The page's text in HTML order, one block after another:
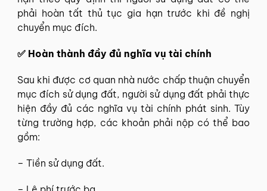
phải hoàn tất thủ tục gia hạn trước khi đề nghị
chuyển mục đích.
✅ Hoàn thành đầy đủ nghĩa vụ tài chính
Sau khi được cơ quan nhà nước chấp thuận chuyển
mục đích sử dụng đất, người sử dụng đất phải thực
hiện đầy đủ các nghĩa vụ tài chính phát sinh. Tùy
từng trường hợp, các khoản phải nộp có thể bao
gồm:
– Tiền sử dụng đất.